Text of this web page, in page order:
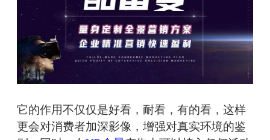
它的作用不仅仅是好看，耐看，有的看，这样
更会对消费者加深影像，增强对真实环境的鉴